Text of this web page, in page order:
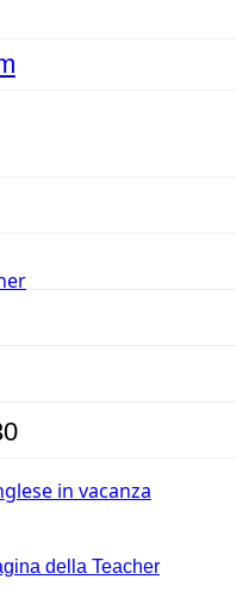
in vacanza
della Teacher